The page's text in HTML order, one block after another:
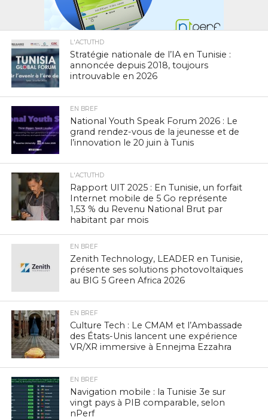
L'ACTUTHD
Stratégie nationale de l’IA en Tunisie :
annoncée depuis 2018, toujours
introuvable en 2026
EN BREF
National Youth Speak Forum 2026 : Le
grand rendez-vous de la jeunesse et de
l’innovation le 20 juin à Tunis
L'ACTUTHD
Rapport UIT 2025 : En Tunisie, un forfait
Internet mobile de 5 Go représente
1,53 % du Revenu National Brut par
habitant par mois
EN BREF
Zenith Technology, LEADER en Tunisie,
présente ses solutions photovoltaïques
au BIG 5 Green Africa 2026
EN BREF
Culture Tech : Le CMAM et l’Ambassade
des États-Unis lancent une expérience
VR/XR immersive à Ennejma Ezzahra
EN BREF
Navigation mobile : la Tunisie 3e sur
vingt pays à PIB comparable, selon
nPerf